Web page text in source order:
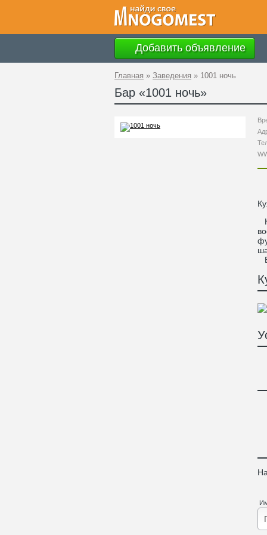
Добавить объявление
Главная » Заведения » 1001 ночь
Бар «1001 ночь»